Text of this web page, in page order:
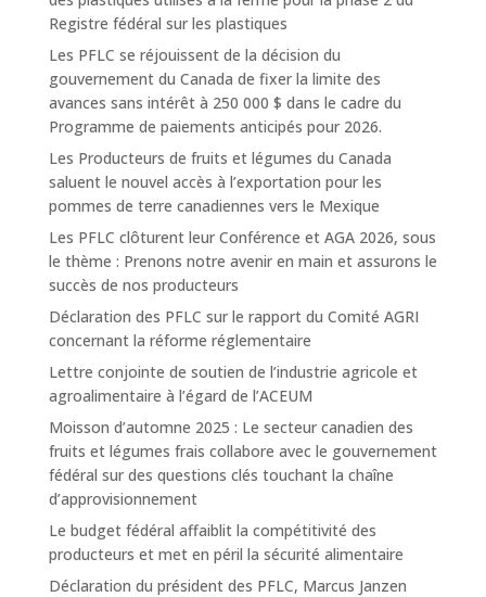
Registre fédéral sur les plastiques
Les PFLC se réjouissent de la décision du
gouvernement du Canada de fixer la limite des
avances sans intérêt à 250 000 $ dans le cadre du
Programme de paiements anticipés pour 2026.
Les Producteurs de fruits et légumes du Canada
saluent le nouvel accès à l’exportation pour les
pommes de terre canadiennes vers le Mexique
Les PFLC clôturent leur Conférence et AGA 2026, sous
le thème : Prenons notre avenir en main et assurons le
succès de nos producteurs
Déclaration des PFLC sur le rapport du Comité AGRI
concernant la réforme réglementaire
Lettre conjointe de soutien de l’industrie agricole et
agroalimentaire à l’égard de l’ACEUM
Moisson d’automne 2025 : Le secteur canadien des
fruits et légumes frais collabore avec le gouvernement
fédéral sur des questions clés touchant la chaîne
d’approvisionnement
Le budget fédéral affaiblit la compétitivité des
producteurs et met en péril la sécurité alimentaire
Déclaration du président des PFLC, Marcus Janzen